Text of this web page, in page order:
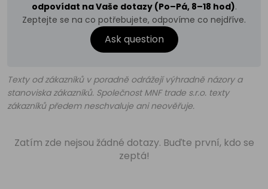
odpovídat na Vaše dotazy (Po–Pá, 8–18 hod).
Zeptejte se na co potřebujete, odpovíme co nejdříve.
Ask question
Texty od zákazníků v poradně odrážejí výhradně názory a
stanoviska zákazníků. Společnost MNF trade s.r.o. texty
zákazníků předem neschvaluje ani neověřuje.
Zatím zde nejsou žádné dotazy. Buďte první, kdo se
zeptá!